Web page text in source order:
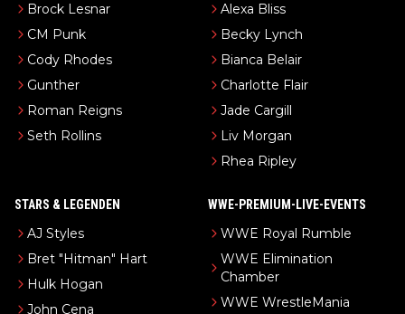
Brock Lesnar
CM Punk
Cody Rhodes
Gunther
Roman Reigns
Seth Rollins
Alexa Bliss
Becky Lynch
Bianca Belair
Charlotte Flair
Jade Cargill
Liv Morgan
Rhea Ripley
STARS & LEGENDEN
AJ Styles
Bret "Hitman" Hart
Hulk Hogan
John Cena
WWE-PREMIUM-LIVE-EVENTS
WWE Royal Rumble
WWE Elimination
Chamber
WWE WrestleMania